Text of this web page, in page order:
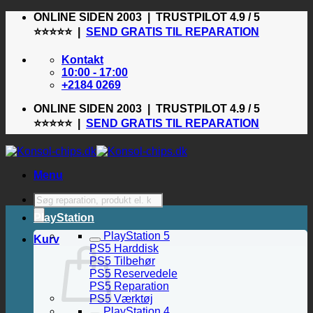
FortsætONLINE SIDEN 2003 | TRUSTPILOT 4.9 / 5
⭐⭐⭐⭐⭐ | SEND GRATIS TIL REPARATION
Kontakt
10:00 - 17:00
+2184 0269
ONLINE SIDEN 2003 | TRUSTPILOT 4.9 / 5
⭐⭐⭐⭐⭐ | SEND GRATIS TIL REPARATION
Menu
Products
search
Kurv
PlayStation
PlayStation 5
PS5 Harddisk
PS5 Tilbehør
PS5 Reservedele
PS5 Reparation
PS5 Værktøj